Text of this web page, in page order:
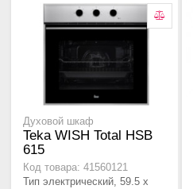
Духовой шкаф
Teka WISH Total HSB
615
Код товара: 41560121
Тип электрический, 59.5 х